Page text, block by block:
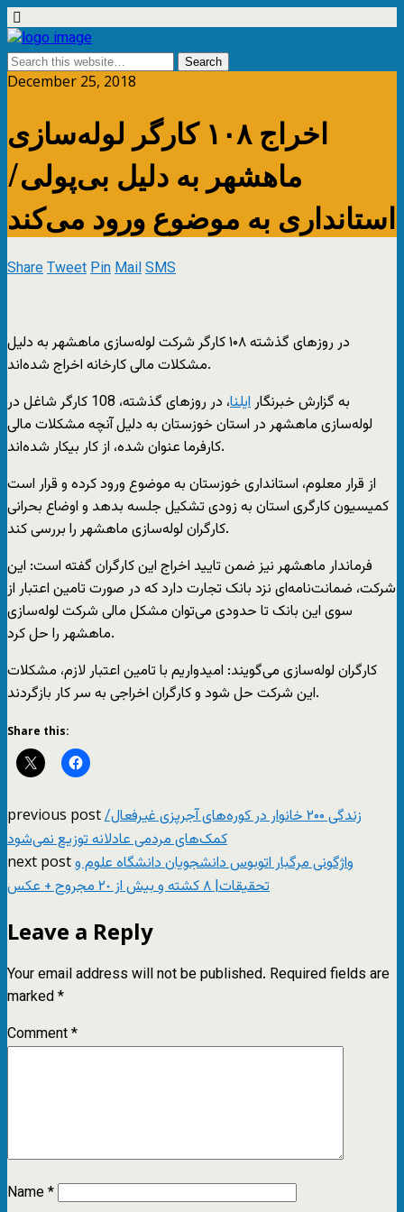
December 25, 2018
اخراج ۱۰۸ کارگر لوله‌سازی
ماهشهر به دلیل بی‌پولی/
استانداری به موضوع ورود می‌کند
ShareTweetPinMailSMS
در روزهای گذشته ۱۰۸ کارگر شرکت لوله‌سازی ماهشهر به دلیل
مشکلات مالی کارخانه اخراج شده‌اند.
به گزارش خبرنگارایلنا
، در روزهای گذشته، 108 کارگر شاغل در
لوله‌سازی ماهشهر در استان خوزستان به دلیل آنچه مشکلات مالی
کارفرما عنوان شده، از کار بیکار شده‌اند.
از قرار معلوم، استانداری خوزستان به موضوع ورود کرده و قرار است
کمیسیون کارگری استان به زودی تشکیل جلسه بدهد و اوضاع بحرانی
کارگران لوله‌سازی ماهشهر را بررسی کند.
فرماندار ماهشهر نیز ضمن تایید اخراج این کارگران گفته است: این
شرکت، ضمانت‌نامه‌ای نزد بانک تجارت دارد که در صورت تامین اعتبار از
سوی این بانک تا حدودی می‌توان مشکل مالی شرکت لوله‌سازی
ماهشهر را حل کرد.
کارگران لوله‌سازی می‌گویند: امیدواریم با تامین اعتبار لازم، مشکلات
این شرکت حل شود و کارگران اخراجی به سر کار بازگردند.
Share this:
previous postزندگی ۲۰۰ خانوار در کوره‌های آجرپزی غیرفعال/
کمک‌های مردمی عادلانه توزیع نمی‌شود
next postواژگونی مرگبار اتوبوس دانشجویان دانشگاه علوم و
تحقیقات| ۸ کشته و بیش از ٢٠ مجروح + عکس
Leave a Reply
Your email address will not be published. Required fields are
marked*
Comment*
Name*